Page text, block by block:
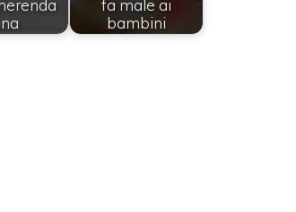
fa male ai
bambini